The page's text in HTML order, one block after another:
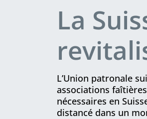
La
L’Union patronale
associations
nécessaires en
distancé dans un